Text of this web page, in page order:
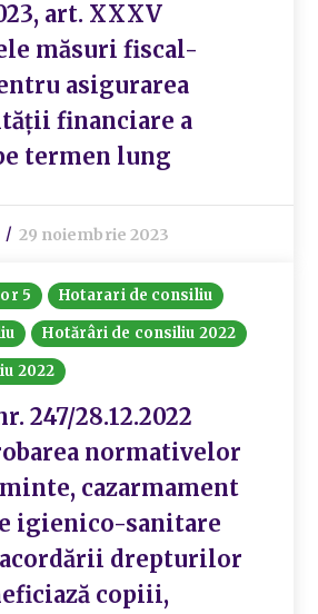
art. XXXV
măsuri fiscal-
asigurarea
financiare a
termen lung
29 noiembrie 2023
5
Hotarari de consiliu
Hotărâri de consiliu 2022
2022
247/28.12.2022
normativelor
cazarmament
igienico-sanitare
drepturilor
copiii,